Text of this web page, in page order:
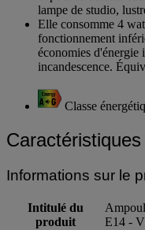
lampe de studio,
Elle consomme 4
fonctionnement
économies d'énergie
incandescence.
Classe
Caractéristiques
Informations sur le
Intitulé du
produit
E14 -